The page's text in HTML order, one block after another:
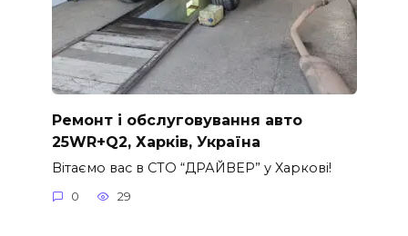
Ремонт і обслуговування авто
25WR+Q2, Харків, Україна
Вітаємо вас в СТО “ДРАЙВЕР” у Харкові!
0 29